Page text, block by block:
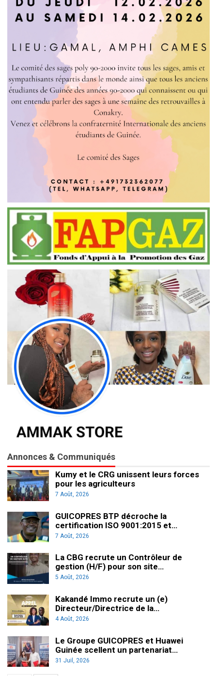
Annonces & Communiqués
Kumy et le CRG unissent leurs forces
pour les agriculteurs
7 Août, 2026
GUICOPRES BTP décroche la
certification ISO 9001:2015 et…
7 Août, 2026
La CBG recrute un Contrôleur de
gestion (H/F) pour son site…
5 Août, 2026
Kakandé Immo recrute un (e)
Directeur/Directrice de la…
4 Août, 2026
Le Groupe GUICOPRES et Huawei
Guinée scellent un partenariat…
31 Juil, 2026